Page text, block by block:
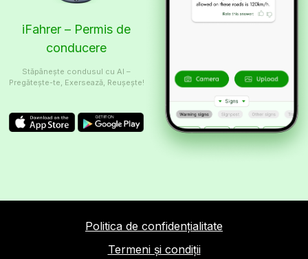
iFahrer – Permis de
conducere
Stăpânește condusul cu AI –
Pregătește-te, Exersează, Reușește!
Politica de confidențialitate
Termeni și condiții